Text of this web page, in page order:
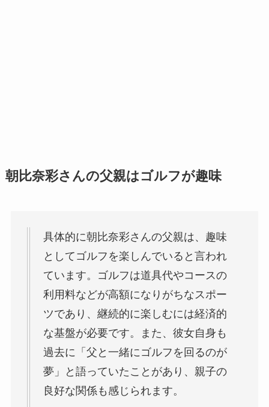
朝比奈彩さんの父親はゴルフが趣味
具体的に朝比奈彩さんの父親は、趣味
としてゴルフを楽しんでいると言われ
ています。ゴルフは道具代やコースの
利用料などが高額になりがちなスポー
ツであり、継続的に楽しむには経済的
な基盤が必要です。また、彼女自身も
過去に「父と一緒にゴルフを回るのが
夢」と語っていたことがあり、親子の
良好な関係も感じられます。